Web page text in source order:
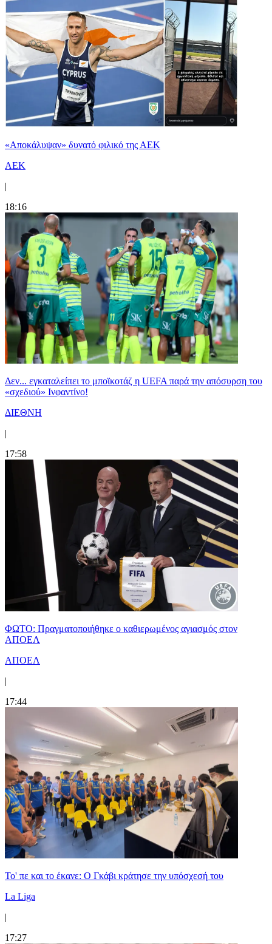
«Αποκάλυψαν» δυνατό φιλικό της ΑΕΚ
ΑΕΚ
|
18:16
Δεν... εγκαταλείπει το μποϊκοτάζ η UEFA παρά την απόσυρση του
«σχεδιού» Ινφαντίνο!
ΔΙΕΘΝΗ
|
17:58
ΦΩΤΟ: Πραγματοποιήθηκε ο καθιερωμένος αγιασμός στον
ΑΠΟΕΛ
ΑΠΟΕΛ
|
17:44
Το' πε και το έκανε: Ο Γκάβι κράτησε την υπόσχεσή του
La Liga
|
17:27